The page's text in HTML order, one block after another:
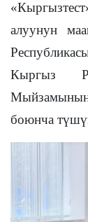
алуунун
Кыргыз
боюнча